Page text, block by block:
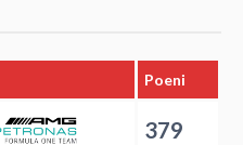
Poeni
379